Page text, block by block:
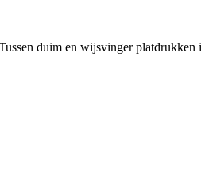
duim en wijsvinger platdrukken